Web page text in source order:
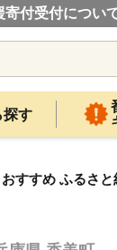
付受付につい
探す
すすめ ふるさ